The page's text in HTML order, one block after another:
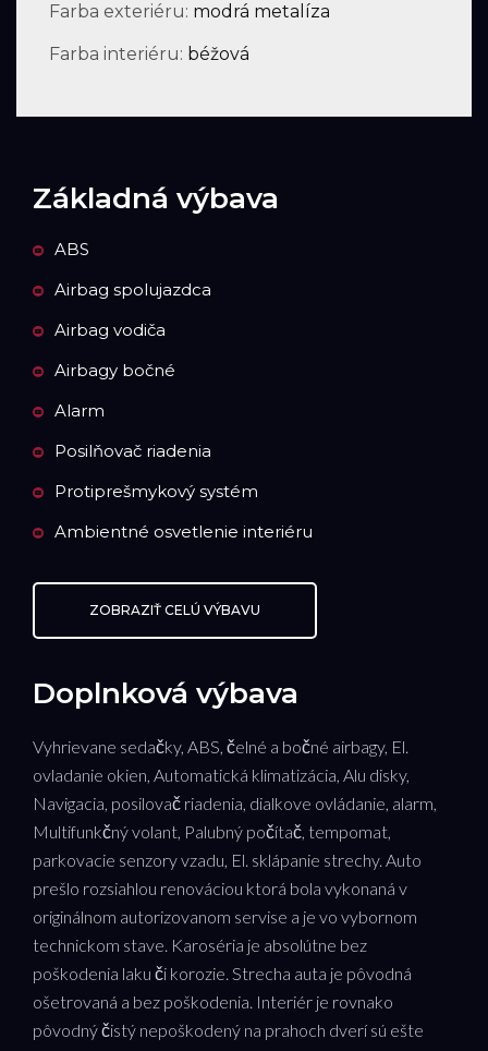
Farba exteriéru: modrá metalíza
Farba interiéru: béžová
Základná výbava
ABS
Airbag spolujazdca
Airbag vodiča
Airbagy bočné
Alarm
Posilňovač riadenia
Protiprešmykový systém
Ambientné osvetlenie interiéru
ZOBRAZIŤ CELÚ VÝBAVU
Doplnková výbava
Vyhrievane sedačky, ABS, čelné a bočné airbagy, El.
ovladanie okien, Automatická klimatizácia, Alu disky,
Navigacia, posilovač riadenia, dialkove ovládanie, alarm,
Multifunkčný volant, Palubný počítač, tempomat,
parkovacie senzory vzadu, El. sklápanie strechy. Auto
prešlo rozsiahlou renováciou ktorá bola vykonaná v
originálnom autorizovanom servise a je vo vybornom
technickom stave. Karoséria je absolútne bez
poškodenia laku či korozie. Strecha auta je pôvodná
ošetrovaná a bez poškodenia. Interiér je rovnako
pôvodný čistý nepoškodený na prahoch dverí sú ešte